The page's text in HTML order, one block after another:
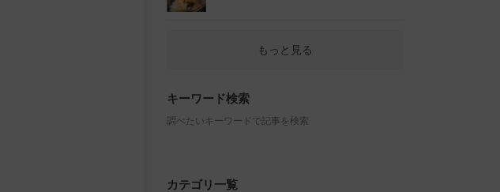
もっと見る
キーワード検索
調べたいキーワードで記事を検索
カテゴリ一覧